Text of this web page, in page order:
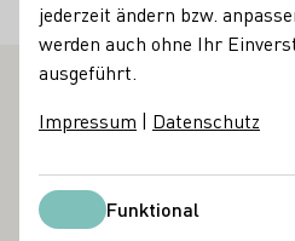
Zur Website
jederzeit ändern bzw.
werden auch ohne Ihr
ausgeführt.
Impressum | Datenschutz
FunktionalFunktional